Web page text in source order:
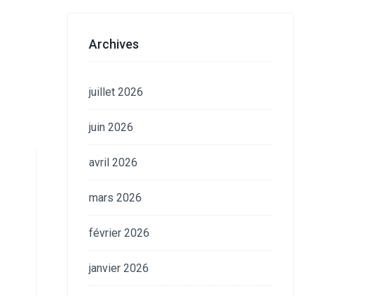
Archives
juillet 2026
juin 2026
avril 2026
mars 2026
février 2026
janvier 2026